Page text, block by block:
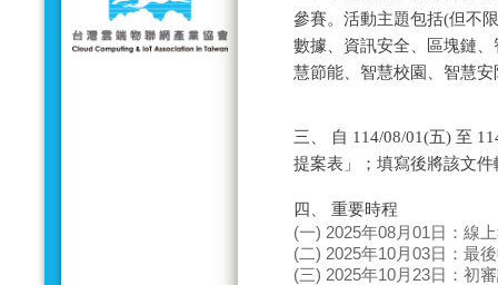
參賽。活動主題包括(但不
數據、資訊安全、區塊鏈
慧節能、智慧校園、智慧
三、 自 114/08/01(五) 至
提案表」；填寫後將該文
四、 重要時程
(一) 2025年08月01日：線
(二) 2025年10月03日：最
(三) 2025年10月23日：初